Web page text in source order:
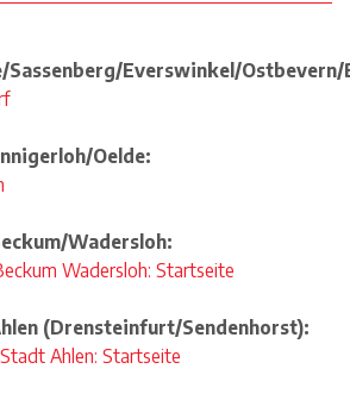
Everswinkel/Ostbevern/
Oelde:
Wadersloh:
Wadersloh: Startseite
(Drensteinfurt/Sendenhorst):
Ahlen: Startseite